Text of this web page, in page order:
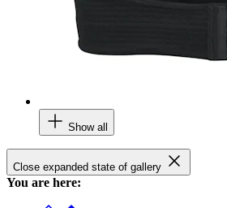
Show all
Close expanded state of gallery
You are here: